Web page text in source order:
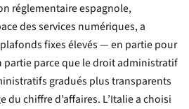
réglementaire espagnole,
des services numériques, a
fixes élevés — en partie pour
partie parce que le droit administratif
gradués plus transparents
chiffre d’affaires. L’Italie a choisi